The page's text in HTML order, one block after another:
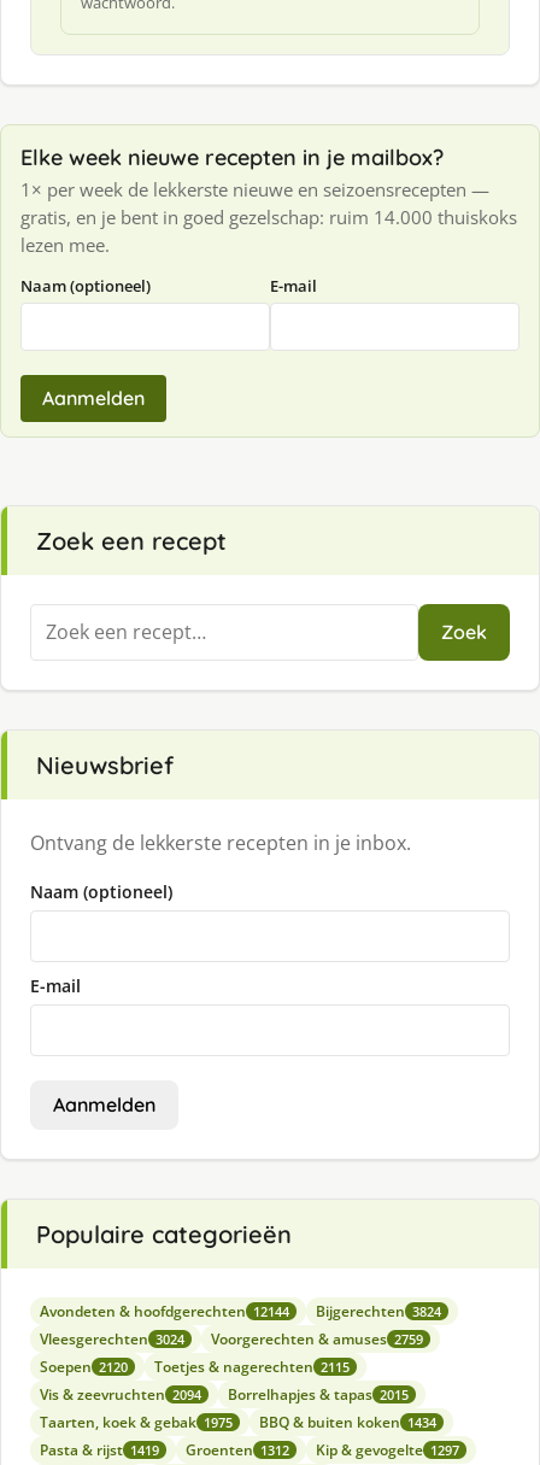
Elke week nieuwe recepten in je mailbox?
1× per week de lekkerste nieuwe en seizoensrecepten —
gratis, en je bent in goed gezelschap: ruim 14.000 thuiskoks
lezen mee.
Naam (optioneel) E-mail
Aanmelden
Zoek een recept
Zoeken
naar:
Zoek
Nieuwsbrief
Ontvang de lekkerste recepten in je inbox.
Naam (optioneel)
E-mail
Aanmelden
Populaire categorieën
Avondeten & hoofdgerechten 12144 Bijgerechten 3824
Vleesgerechten 3024 Voorgerechten & amuses 2759
Soepen 2120 Toetjes & nagerechten 2115
Vis & zeevruchten 2094 Borrelhapjes & tapas 2015
Taarten, koek & gebak 1975 BBQ & buiten koken 1434
Pasta & rijst 1419 Groenten 1312 Kip & gevogelte 1297